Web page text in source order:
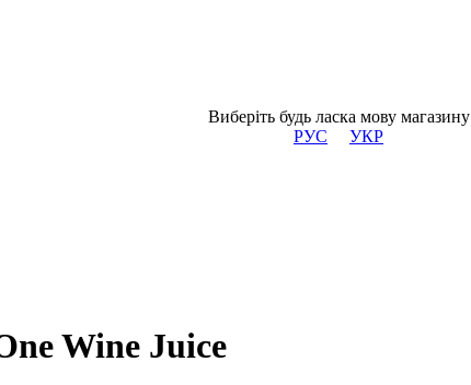
Виберіть будь ласка мову магазину
РУС
УКР
Wine Juice